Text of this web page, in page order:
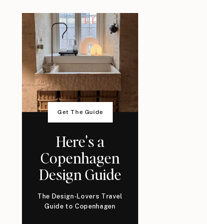
Get The Guide
Here's a
Copenhagen
Design Guide
The Design-Lovers Travel
Guide to Copenhagen